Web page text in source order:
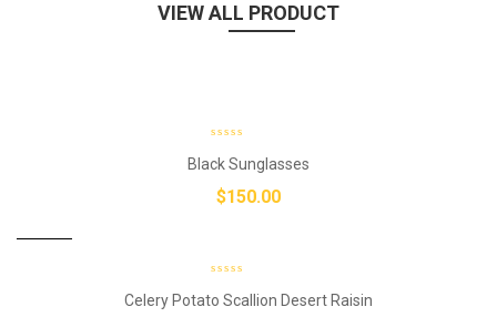
VIEW ALL PRODUCT
Black Sunglasses
$150.00
Celery Potato Scallion Desert Raisin